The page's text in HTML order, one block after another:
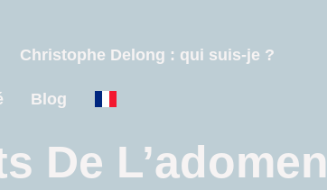
Christophe Delong : qui suis-je ?
Blog
De L’adomen